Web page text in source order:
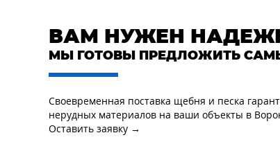
ВАМ НУЖЕН
МЫ ГОТОВЫ ПРЕДЛОЖИТЬ
Своевременная поставка щебня и песка
нерудных материалов на ваши объекты в
Оставить заявку →